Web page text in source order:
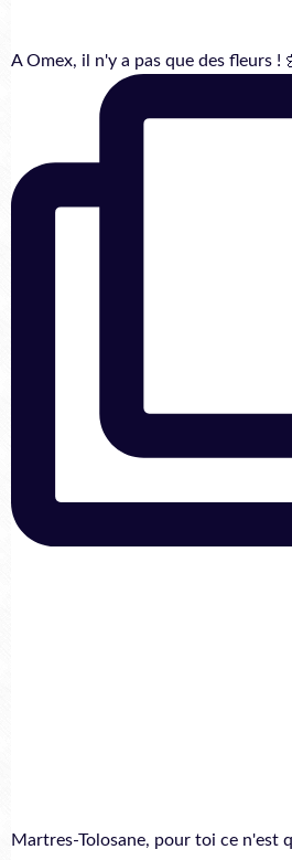
A Omex, il n'y a pas que des fleurs !
Martres-Tolosane, pour toi ce n'est